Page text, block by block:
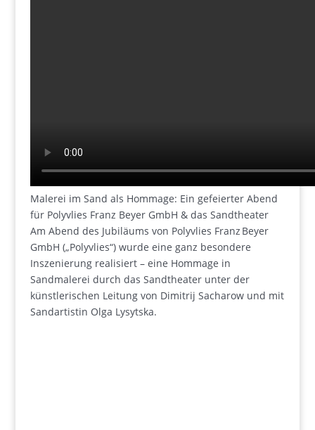
Malerei im Sand als Hommage: Ein gefeierter Abend
für Polyvlies Franz Beyer GmbH & das Sandtheater
Am Abend des Jubiläums von Polyvlies Franz Beyer
GmbH („Polyvlies“) wurde eine ganz besondere
Inszenierung realisiert – eine Hommage in
Sandmalerei durch das Sandtheater unter der
künstlerischen Leitung von Dimitrij Sacharow und mit
Sandartistin Olga Lysytska.